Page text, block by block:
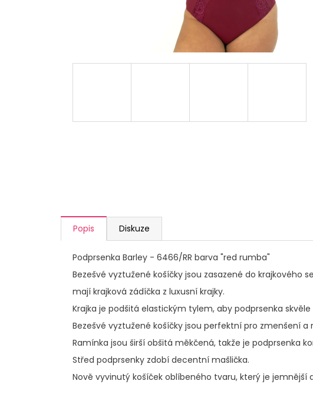
Popis Diskuze
Podprsenka Barley - 6466/RR barva "red rumba"
Bezešvé vyztužené košíčky jsou zasazené do krajkového
mají krajková zádíčka z luxusní krajky.
Krajka je podšitá elastickým tylem, aby podprsenka
Bezešvé vyztužené košíčky jsou perfektní pro zmenšení a
Ramínka jsou širší obšitá měkčená, takže je podprsenka
Střed podprsenky zdobí decentní mašlička.
Nově vyvinutý košíček oblíbeného tvaru, který je jemnější